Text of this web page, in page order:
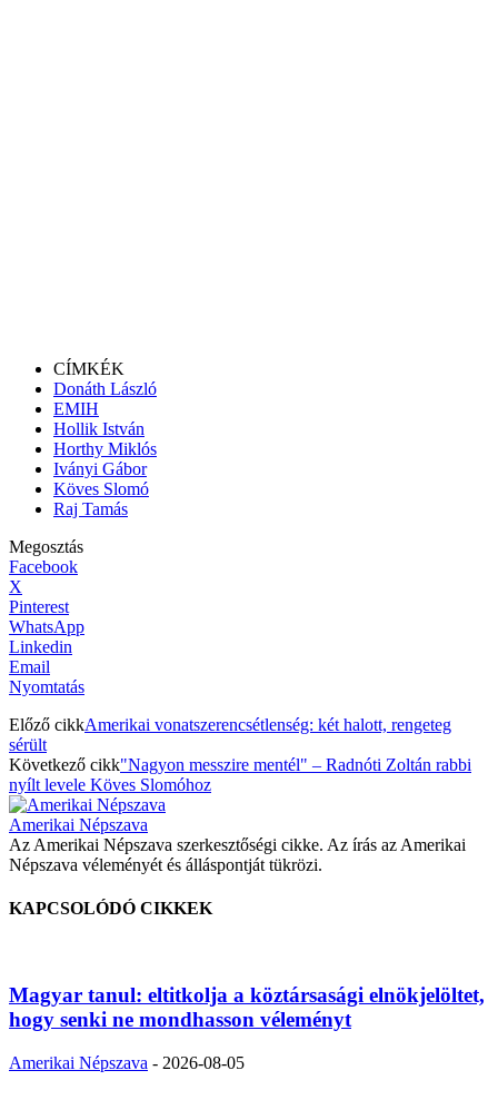
CÍMKÉK
Donáth László
EMIH
Hollik István
Horthy Miklós
Iványi Gábor
Köves Slomó
Raj Tamás
Megosztás
Facebook
X
Pinterest
WhatsApp
Linkedin
Email
Nyomtatás
Előző cikkAmerikai vonatszerencsétlenség: két halott, rengeteg
sérült
Következő cikk"Nagyon messzire mentél" – Radnóti Zoltán rabbi
nyílt levele Köves Slomóhoz
Amerikai Népszava
Az Amerikai Népszava szerkesztőségi cikke. Az írás az Amerikai
Népszava véleményét és álláspontját tükrözi.
KAPCSOLÓDÓ CIKKEK
Magyar tanul: eltitkolja a köztársasági elnökjelöltet,
hogy senki ne mondhasson véleményt
Amerikai Népszava - 2026-08-05